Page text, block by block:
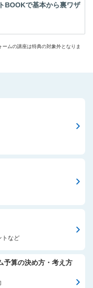
BOOKで基本から裏ワザ
ムの講座は特典の対象外となりま
トなど
予算の決め方・考え方